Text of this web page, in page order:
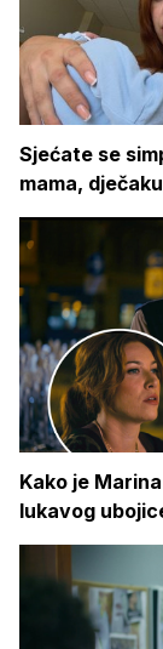
Sjećate se
mama,
Kako je
lukavog